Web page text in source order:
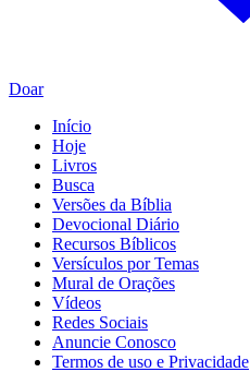
Doar
Início
Hoje
Livros
Busca
Versões da Bíblia
Devocional Diário
Recursos Bíblicos
Versículos por Temas
Mural de Orações
Vídeos
Redes Sociais
Anuncie Conosco
Termos de uso e Privacidade